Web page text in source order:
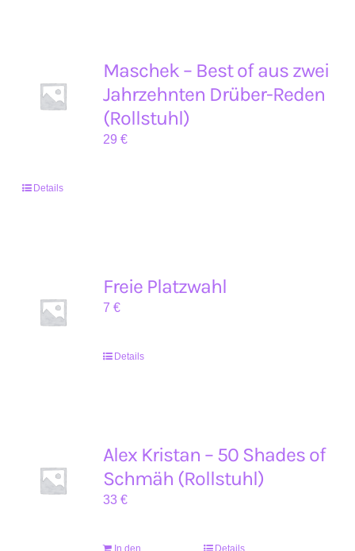
Maschek – Best of aus zwei
Jahrzehnten Drüber-Reden
(Rollstuhl)
29€
Details
Freie Platzwahl
7€
Details
Alex Kristan – 50 Shades of
Schmäh (Rollstuhl)
33€
In den Details